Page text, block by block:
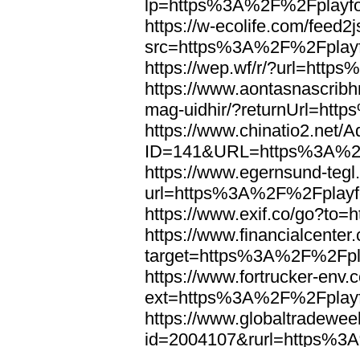
https://w-ecolife.com/
https://wep.wf/r/
https://
mag-uidhir/
https://www.chinatio2.net/
https://www.egernsund-
https://www.exif.co/
https://
https://www.fortrucker-
https://